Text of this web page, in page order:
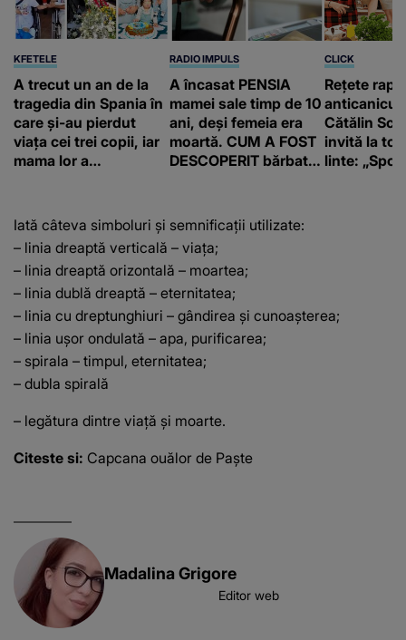
KFETELE
A trecut un an de la
tragedia din Spania în
care și-au pierdut
viața cei trei copii, iar
mama lor a…
RADIO IMPULS
A încasat PENSIA
mamei sale timp de 10
ani, deși femeia era
moartă. CUM A FOST
DESCOPERIT bărbatul
banii obținuți? SUMA
E COLOSALĂ
CLICK
Rețete
Cătălin
invită la
linte: „Spor
Iată câteva simboluri şi semnificaţii utilizate:
– linia dreaptă verticală – viaţa;
– linia dreaptă orizontală – moartea;
– linia dublă dreaptă – eternitatea;
– linia cu dreptunghiuri – gândirea şi cunoaşterea;
– linia uşor ondulată – apa, purificarea;
– spirala – timpul, eternitatea;
– dubla spirală
– legătura dintre viaţă şi moarte.
Citeste si: Capcana ouălor de Paște
Madalina Grigore
Editor web